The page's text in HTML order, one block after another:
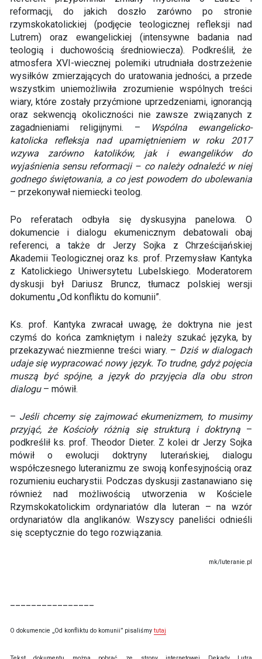
reformacji, do jakich doszło zarówno po stronie
rzymskokatolickiej (podjęcie teologicznej refleksji nad
Lutrem) oraz ewangelickiej (intensywne badania nad
teologią i duchowością średniowiecza). Podkreślił, że
atmosfera XVI-wiecznej polemiki utrudniała dostrzeżenie
wysiłków zmierzających do uratowania jedności, a przede
wszystkim uniemożliwiła zrozumienie wspólnych treści
wiary, które zostały przyćmione uprzedzeniami, ignorancją
oraz sekwencją okoliczności nie zawsze związanych z
zagadnieniami religijnymi. –
Wspólna ewangelicko-
katolicka refleksja nad upamiętnieniem w roku 2017
wzywa zarówno katolików, jak i ewangelików do
wyjaśnienia sensu reformacji – co należy odnaleźć w niej
godnego świętowania, a co jest powodem do ubolewania
– przekonywał niemiecki teolog.
Po referatach odbyła się dyskusyjna panelowa. O
dokumencie i dialogu ekumenicznym debatowali obaj
referenci, a także dr Jerzy Sojka z Chrześcijańskiej
Akademii Teologicznej oraz ks. prof. Przemysław Kantyka
z Katolickiego Uniwersytetu Lubelskiego. Moderatorem
dyskusji był Dariusz Bruncz, tłumacz polskiej wersji
dokumentu „Od konfliktu do komunii”.
Ks. prof. Kantyka zwracał uwagę, że doktryna nie jest
czymś do końca zamkniętym i należy szukać języka, by
przekazywać niezmienne treści wiary. – Dziś w dialogach
udaje się wypracować nowy język. To trudne, gdyż pojęcia
muszą być spójne, a język do przyjęcia dla obu stron
dialogu– mówił.
– Jeśli chcemy się zajmować ekumenizmem, to musimy
przyjąć, że Kościoły różnią się strukturą i doktryną –
podkreślił ks. prof. Theodor Dieter. Z kolei dr Jerzy Sojka
mówił o ewolucji doktryny luterańskiej, dialogu
współczesnego luteranizmu ze swoją konfesyjnością oraz
rozumieniu eucharystii. Podczas dyskusji zastanawiano się
również nad możliwością utworzenia w Kościele
Rzymskokatolickim ordynariatów dla luteran – na wzór
ordynariatów dla anglikanów. Wszyscy paneliści odnieśli
się sceptycznie do tego rozwiązania.
mk/luteranie.pl
O dokumencie „Od konfliktu do komunii” pisaliśmy tutaj